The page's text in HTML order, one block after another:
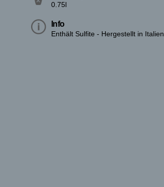
0.75l
Info
Enthält Sulfite - Hergestellt in Italien